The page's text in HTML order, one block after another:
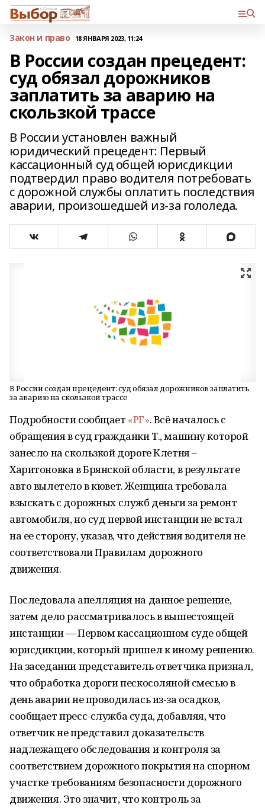
Закон и право 18 ЯНВАРЯ 2023, 11:24
В России создан прецедент:
суд обязал дорожников
заплатить за аварию на
скользкой трассе
В России установлен важный
юридический прецедент: Первый
кассационный суд общей юрисдикции
подтвердил право водителя потребовать
с дорожной службы оплатить последствия
аварии, произошедшей из-за гололеда.
В России создан прецедент: суд обязал дорожников заплатить
за аварию на скользкой трассе
Подробности сообщает «РГ». Всё началось с
обращения в суд гражданки Т., машину которой
занесло на скользкой дороге Клетня –
Харитоновка в Брянской области, в результате
авто вылетело в кювет. Женщина требовала
взыскать с дорожных служб деньги за ремонт
автомобиля, но суд первой инстанции не встал
на ее сторону, указав, что действия водителя не
соответствовали Правилам дорожного
движения.
Последовала апелляция на данное решение,
затем дело рассматривалось в вышестоящей
инстанции — Первом кассационном суде общей
юрисдикции, который пришел к иному решению.
На заседании представитель ответчика признал,
что обработка дороги пескосоляной смесью в
день аварии не проводилась из-за осадков,
сообщает пресс-служба суда, добавляя, что
ответчик не представил доказательств
надлежащего обследования и контроля за
соответствием дорожного покрытия на спорном
участке требованиям безопасности дорожного
движения. Это значит, что контроль за